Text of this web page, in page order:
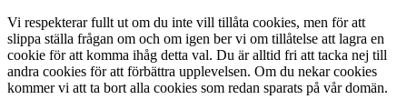
Vi respekterar fullt ut om du inte vill tillåta cookies, men för att
slippa ställa frågan om och om igen ber vi om tillåtelse att lagra en
cookie för att komma ihåg detta val. Du är alltid fri att tacka nej till
andra cookies för att förbättra upplevelsen. Om du nekar cookies
kommer vi att ta bort alla cookies som redan sparats på vår domän.